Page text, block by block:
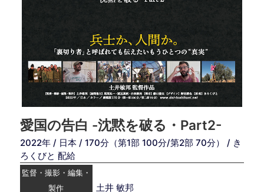
愛国の告白 -沈黙を破る・Part2-
2022年 / 日本 / 170分（第1部 100分/第2部 70分） / き
ろくびと 配給
監督・撮影・編集・
製作
土井 敏邦